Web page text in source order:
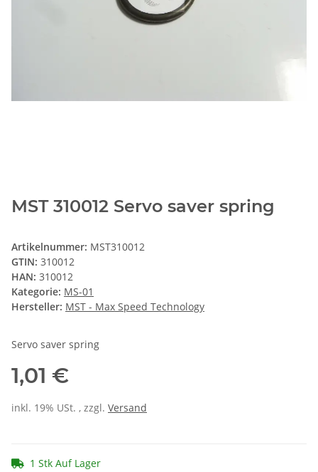
MST 310012 Servo saver spring
Artikelnummer: MST310012
GTIN: 310012
HAN: 310012
Kategorie: MS-01
Hersteller: MST - Max Speed Technology
Servo saver spring
1,01 €
inkl. 19% USt. , zzgl. Versand
1 Stk Auf Lager